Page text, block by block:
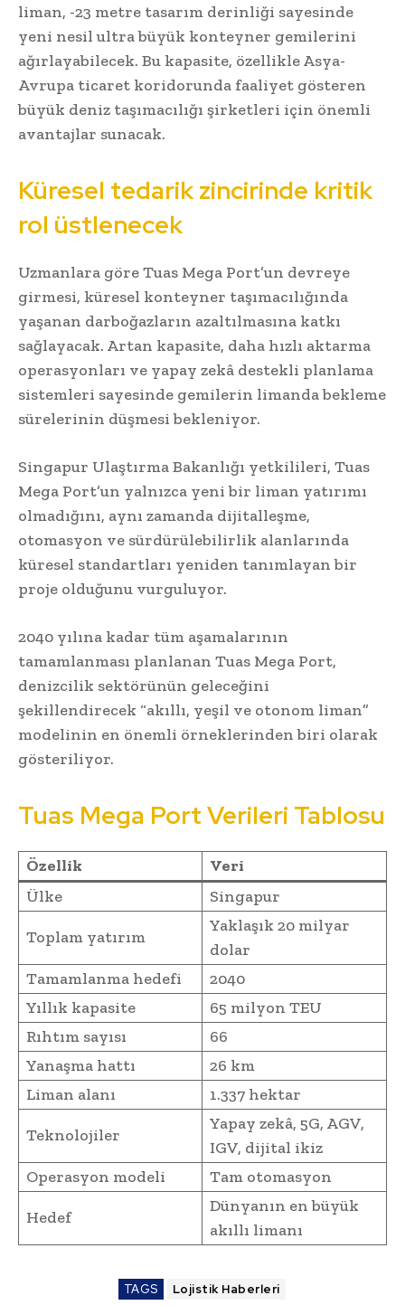
liman, -23 metre tasarım derinliği sayesinde
yeni nesil ultra büyük konteyner gemilerini
ağırlayabilecek. Bu kapasite, özellikle Asya-
Avrupa ticaret koridorunda faaliyet gösteren
büyük deniz taşımacılığı şirketleri için önemli
avantajlar sunacak.
Küresel tedarik zincirinde kritik
rol üstlenecek
Uzmanlara göre Tuas Mega Port’un devreye
girmesi, küresel konteyner taşımacılığında
yaşanan darboğazların azaltılmasına katkı
sağlayacak. Artan kapasite, daha hızlı aktarma
operasyonları ve yapay zekâ destekli planlama
sistemleri sayesinde gemilerin limanda bekleme
sürelerinin düşmesi bekleniyor.
Singapur Ulaştırma Bakanlığı yetkilileri, Tuas
Mega Port’un yalnızca yeni bir liman yatırımı
olmadığını, aynı zamanda dijitalleşme,
otomasyon ve sürdürülebilirlik alanlarında
küresel standartları yeniden tanımlayan bir
proje olduğunu vurguluyor.
2040 yılına kadar tüm aşamalarının
tamamlanması planlanan Tuas Mega Port,
denizcilik sektörünün geleceğini
şekillendirecek “akıllı, yeşil ve otonom liman”
modelinin en önemli örneklerinden biri olarak
gösteriliyor.
Tuas Mega Port Verileri Tablosu
Özellik
Veri
Ülke
Singapur
Toplam yatırım
Yaklaşık 20 milyar
dolar
Tamamlanma hedefi
2040
Yıllık kapasite
65 milyon TEU
Rıhtım sayısı
66
Yanaşma hattı
26 km
Liman alanı
1.337 hektar
Teknolojiler
Yapay zekâ, 5G, AGV,
IGV, dijital ikiz
Operasyon modeli
Tam otomasyon
Hedef
Dünyanın en büyük
akıllı limanı
TAGS Lojistik Haberleri